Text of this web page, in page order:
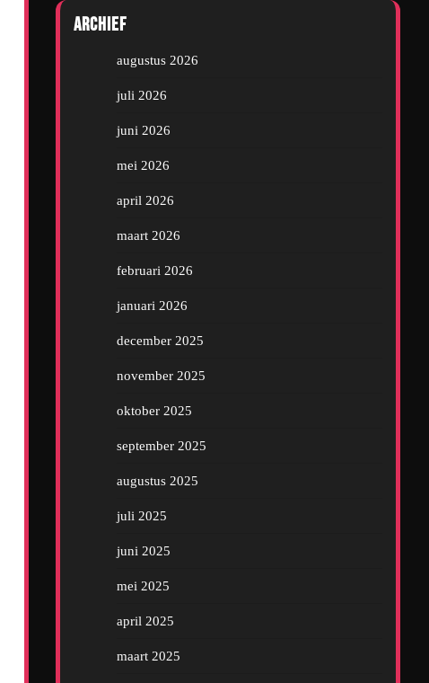
Archief
augustus 2026
juli 2026
juni 2026
mei 2026
april 2026
maart 2026
februari 2026
januari 2026
december 2025
november 2025
oktober 2025
september 2025
augustus 2025
juli 2025
juni 2025
mei 2025
april 2025
maart 2025